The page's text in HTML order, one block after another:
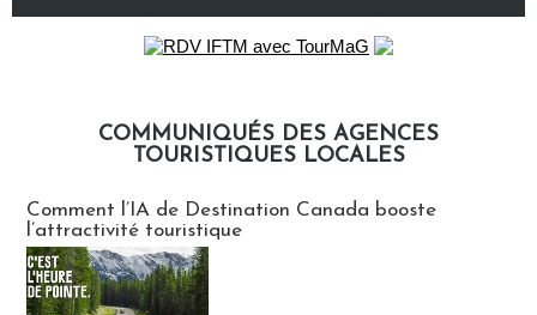
COMMUNIQUÉS DES AGENCES
TOURISTIQUES LOCALES
Comment l’IA de Destination Canada booste
l’attractivité touristique